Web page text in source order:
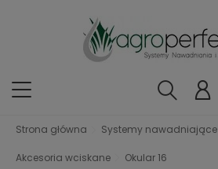
Strona główna Systemy nawadniające
Akcesoria wciskane Okular 16